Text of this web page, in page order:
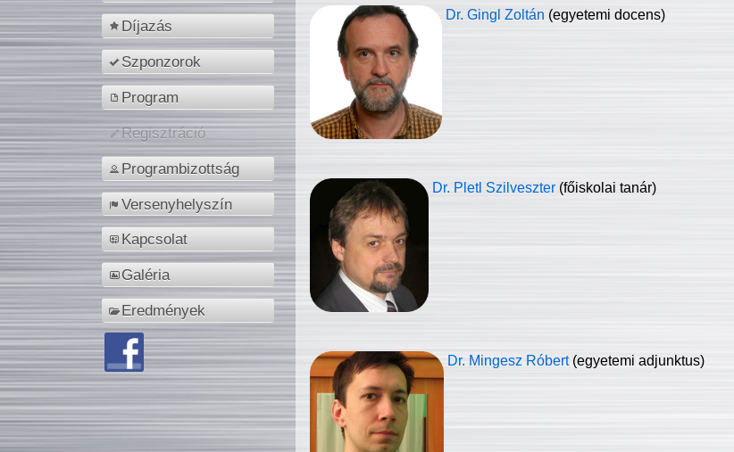
Díjazás
Szponzorok
Program
Regisztráció
Programbizottság
Versenyhelyszín
Kapcsolat
Galéria
Eredmények
Dr. Gingl Zoltán (egyetemi docens)
Dr. Pletl Szilveszter (főiskolai tanár)
Dr. Mingesz Róbert (egyetemi adjunktus)